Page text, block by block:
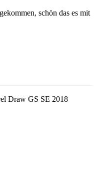
schön das es mit
Draw GS SE 2018